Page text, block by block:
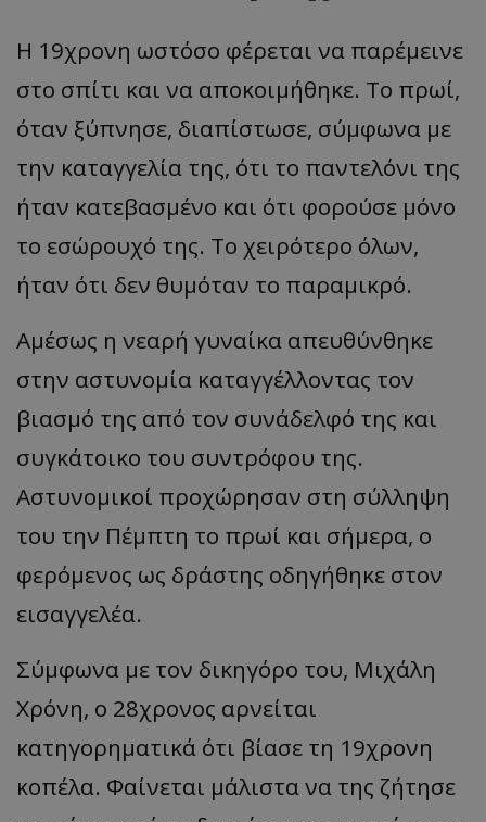
Η 19χρονη ωστόσο φέρεται να παρέμεινε
στο σπίτι και να αποκοιμήθηκε. Το πρωί,
όταν ξύπνησε, διαπίστωσε, σύμφωνα με
την καταγγελία της, ότι το παντελόνι της
ήταν κατεβασμένο και ότι φορούσε μόνο
το εσώρουχό της. Το χειρότερο όλων,
ήταν ότι δεν θυμόταν το παραμικρό.
Αμέσως η νεαρή γυναίκα απευθύνθηκε
στην αστυνομία καταγγέλλοντας τον
βιασμό της από τον συνάδελφό της και
συγκάτοικο του συντρόφου της.
Αστυνομικοί προχώρησαν στη σύλληψη
του την Πέμπτη το πρωί και σήμερα, ο
φερόμενος ως δράστης οδηγήθηκε στον
εισαγγελέα.
Σύμφωνα με τον δικηγόρο του, Μιχάλη
Χρόνη, ο 28χρονος αρνείται
κατηγορηματικά ότι βίασε τη 19χρονη
κοπέλα. Φαίνεται μάλιστα να της ζήτησε